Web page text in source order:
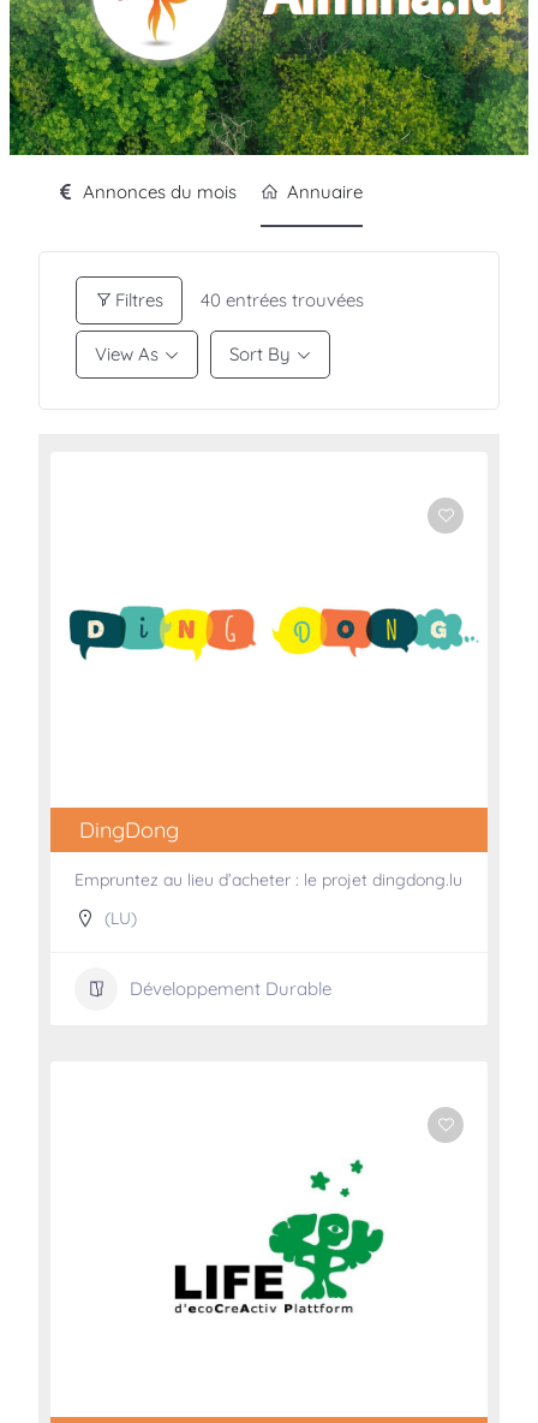
Annonces du mois Annuaire
Filtres 40 entrées trouvées
View As Sort By
DingDong
Empruntez au lieu d’acheter : le projet dingdong.lu
(LU)
Développement Durable